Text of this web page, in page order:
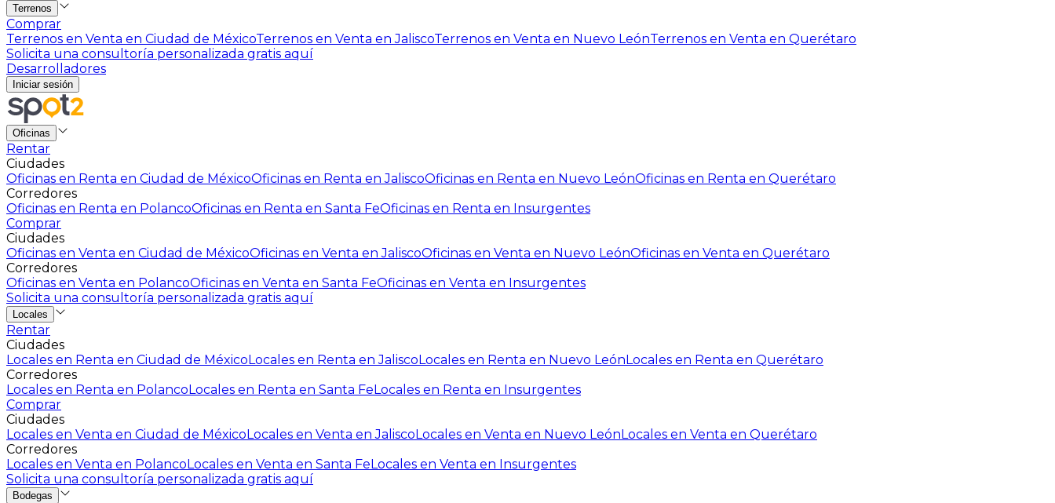
Terrenos
Comprar
Terrenos en Venta en Ciudad de MéxicoTerrenos en Venta en JaliscoTerrenos en Venta en Nuevo LeónTerrenos en Venta en Querétaro
Solicita una consultoría personalizada gratis aquí
Desarrolladores
Iniciar sesión
Oficinas
Rentar
Ciudades
Oficinas en Renta en Ciudad de MéxicoOficinas en Renta en JaliscoOficinas en Renta en Nuevo LeónOficinas en Renta en Querétaro
Corredores
Oficinas en Renta en PolancoOficinas en Renta en Santa FeOficinas en Renta en Insurgentes
Comprar
Ciudades
Oficinas en Venta en Ciudad de MéxicoOficinas en Venta en JaliscoOficinas en Venta en Nuevo LeónOficinas en Venta en Querétaro
Corredores
Oficinas en Venta en PolancoOficinas en Venta en Santa FeOficinas en Venta en Insurgentes
Solicita una consultoría personalizada gratis aquí
Locales
Rentar
Ciudades
Locales en Renta en Ciudad de MéxicoLocales en Renta en JaliscoLocales en Renta en Nuevo LeónLocales en Renta en Querétaro
Corredores
Locales en Renta en PolancoLocales en Renta en Santa FeLocales en Renta en Insurgentes
Comprar
Ciudades
Locales en Venta en Ciudad de MéxicoLocales en Venta en JaliscoLocales en Venta en Nuevo LeónLocales en Venta en Querétaro
Corredores
Locales en Venta en PolancoLocales en Venta en Santa FeLocales en Venta en Insurgentes
Solicita una consultoría personalizada gratis aquí
Bodegas